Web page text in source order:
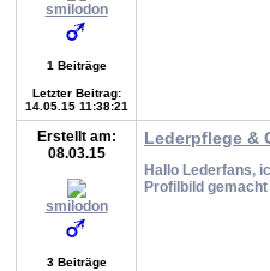
smilodon
1 Beiträge
Letzter Beitrag:
14.05.15 11:38:21
Erstellt am:
08.03.15
smilodon
3 Beiträge
Lederpflege &
Hallo Lederfans,
Profilbild